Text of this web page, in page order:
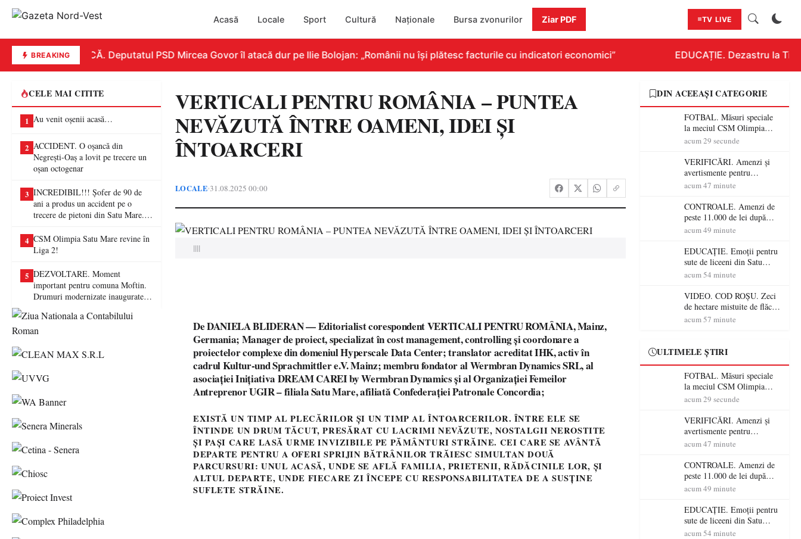
Acasă Locale Sport Cultură Naționale Bursa zvonurilor Ziar PDF TV LIVE
BREAKINGREPLICĂ. Deputatul PSD Mircea Govor îl atacă dur pe Ilie Bolojan: „Românii nu își plătesc facturile cu indicatori economici” EDUCAȚIE. Dezastru la
CELE MAI CITITE
1 Au venit oșenii acasă…
2 ACCIDENT. O oșancă din
Negrești-Oaș a lovit pe trecere un
oșan octogenar
3 INCREDIBIL!!! Șofer de 90 de
ani a produs un accident pe o
trecere de pietoni din Satu Mare. O
4 CSM Olimpia Satu Mare revine în
Liga 2!
5 DEZVOLTARE. Moment
important pentru comuna Moftin.
Drumuri modernizate inaugurate în
VERTICALI PENTRU ROMÂNIA – PUNTEA
NEVĂZUTĂ ÎNTRE OAMENI, IDEI ȘI
ÎNTOARCERI
LOCALE•31.08.2025 00:00
||||
De DANIELA BLIDERAN — Editorialist corespondent VERTICALI PENTRU ROMÂNIA, Mainz,
Germania; Manager de proiect, specializat în cost management, controlling și coordonare a
proiectelor complexe din domeniul Hyperscale Data Center; translator acreditat IHK, activ în
cadrul Kultur-und Sprachmittler e.V. Mainz; membru fondator al Wermbran Dynamics SRL, al
asociației Inițiativa DREAM CAREI by Wermbran Dynamics și al Organizației Femeilor
Antreprenor UGIR – filiala Satu Mare, afiliată Confederației Patronale Concordia;
EXISTĂ UN TIMP AL PLECĂRILOR ȘI UN TIMP AL ÎNTOARCERILOR. ÎNTRE ELE SE
ÎNTINDE UN DRUM TĂCUT, PRESĂRAT CU LACRIMI NEVĂZUTE, NOSTALGII NEROSTITE
ȘI PAȘI CARE LASĂ URME INVIZIBILE PE PĂMÂNTURI STRĂINE. CEI CARE SE AVÂNTĂ
DEPARTE PENTRU A OFERI SPRIJIN BĂTRÂNILOR TRĂIESC SIMULTAN DOUĂ
PARCURSURI: UNUL ACASĂ, UNDE SE AFLĂ FAMILIA, PRIETENII, RĂDĂCINILE LOR, ȘI
ALTUL DEPARTE, UNDE FIECARE ZI ÎNCEPE CU RESPONSABILITATEA DE A SUSȚINE
SUFLETE STRĂINE.
DIN ACEEAȘI CATEGORIE
FOTBAL. Măsuri speciale
la meciul CSM Olimpia
Satu Mare – CSM Reșița!
avertismente clare pentru
suporteri
acum 29 secunde
VERIFICĂRI. Amenzi și
avertismente pentru
crescătorii de animale din
controale în toate
gospodăriile și face apel la
respectarea legii
acum 47 minute
CONTROALE. Amenzi de
peste 11.000 de lei după
controalele DSVSA Satu
cantină, sancționate pentru
nereguli
acum 49 minute
EDUCAȚIE. Emoții pentru
sute de liceeni din Satu
Mare! Începe BAC-ul de
acum 54 minute
VIDEO. COD ROȘU. Zeci
de hectare mistuite de flăcări
în Satu Mare! Pompierii au
salva o pădure de la dezastru
acum 57 minute
ULTIMELE ȘTIRI
FOTBAL. Măsuri speciale
la meciul CSM Olimpia
Satu Mare – CSM Reșița!
avertismente clare pentru
suporteri
acum 29 secunde
VERIFICĂRI. Amenzi și
avertismente pentru
crescătorii de animale din
controale în toate
gospodăriile și face apel la
respectarea legii
acum 47 minute
CONTROALE. Amenzi de
peste 11.000 de lei după
controalele DSVSA Satu
cantină, sancționate pentru
nereguli
acum 49 minute
EDUCAȚIE. Emoții pentru
sute de liceeni din Satu
Mare! Începe BAC-ul de
acum 54 minute